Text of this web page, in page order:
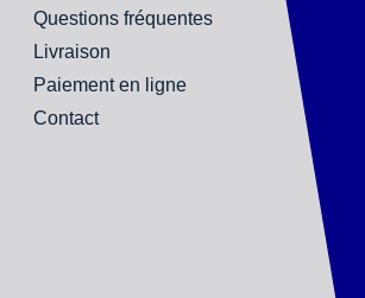
Questions fréquentes
Livraison
Paiement en ligne
Contact